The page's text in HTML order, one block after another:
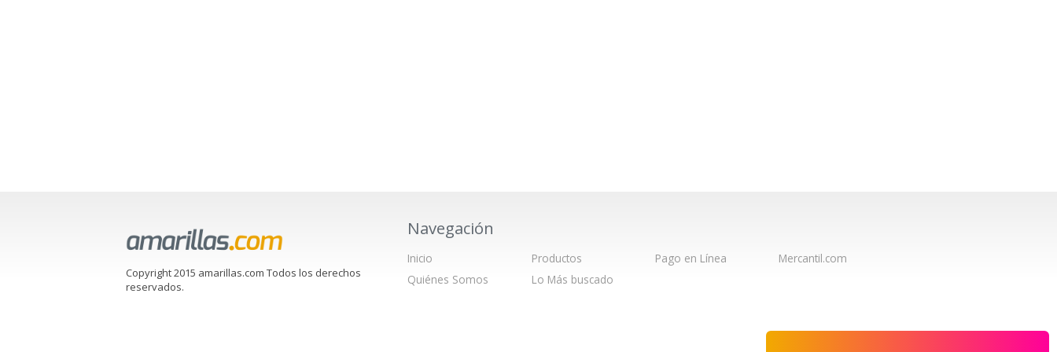
Copyright 2015 amarillas.com Todos los derechos
reservados.
Navegación
Inicio
Quiénes Somos
Productos
Lo Más buscado
Pago en Línea Mercantil.com